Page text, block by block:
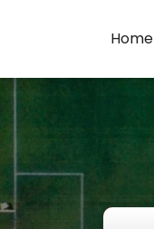
Home